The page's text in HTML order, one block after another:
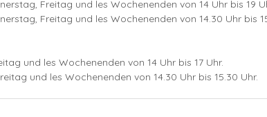
Freitag und les Wochenenden von 14 Uhr bis 19
Freitag und les Wochenenden von 14.30 Uhr bis
und les Wochenenden von 14 Uhr bis 17 Uhr.
und les Wochenenden von 14.30 Uhr bis 15.30 Uhr.